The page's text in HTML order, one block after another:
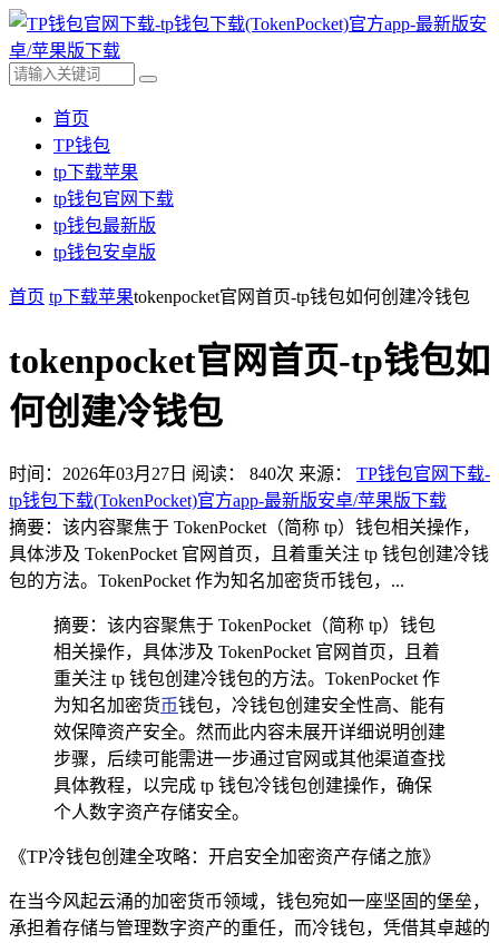
首页
TP钱包
tp下载苹果
tp钱包官网下载
tp钱包最新版
tp钱包安卓版
首页 tp下载苹果tokenpocket官网首页-tp钱包如何创建冷钱包
tokenpocket官网首页-tp钱包如
何创建冷钱包
时间：2026年03月27日 阅读： 840次 来源： TP钱包官网下载-
tp钱包下载(TokenPocket)官方app-最新版安卓/苹果版下载
摘要：该内容聚焦于 TokenPocket（简称 tp）钱包相关操作，
具体涉及 TokenPocket 官网首页，且着重关注 tp 钱包创建冷钱
包的方法。TokenPocket 作为知名加密货币钱包，...
摘要：该内容聚焦于 TokenPocket（简称 tp）钱包
相关操作，具体涉及 TokenPocket 官网首页，且着
重关注 tp 钱包创建冷钱包的方法。TokenPocket 作
为知名加密货币钱包，冷钱包创建安全性高、能有
效保障资产安全。然而此内容未展开详细说明创建
步骤，后续可能需进一步通过官网或其他渠道查找
具体教程，以完成 tp 钱包冷钱包创建操作，确保
个人数字资产存储安全。
《TP冷钱包创建全攻略：开启安全加密资产存储之旅》
在当今风起云涌的加密货币领域，钱包宛如一座坚固的堡垒，
承担着存储与管理数字资产的重任，而冷钱包，凭借其卓越的